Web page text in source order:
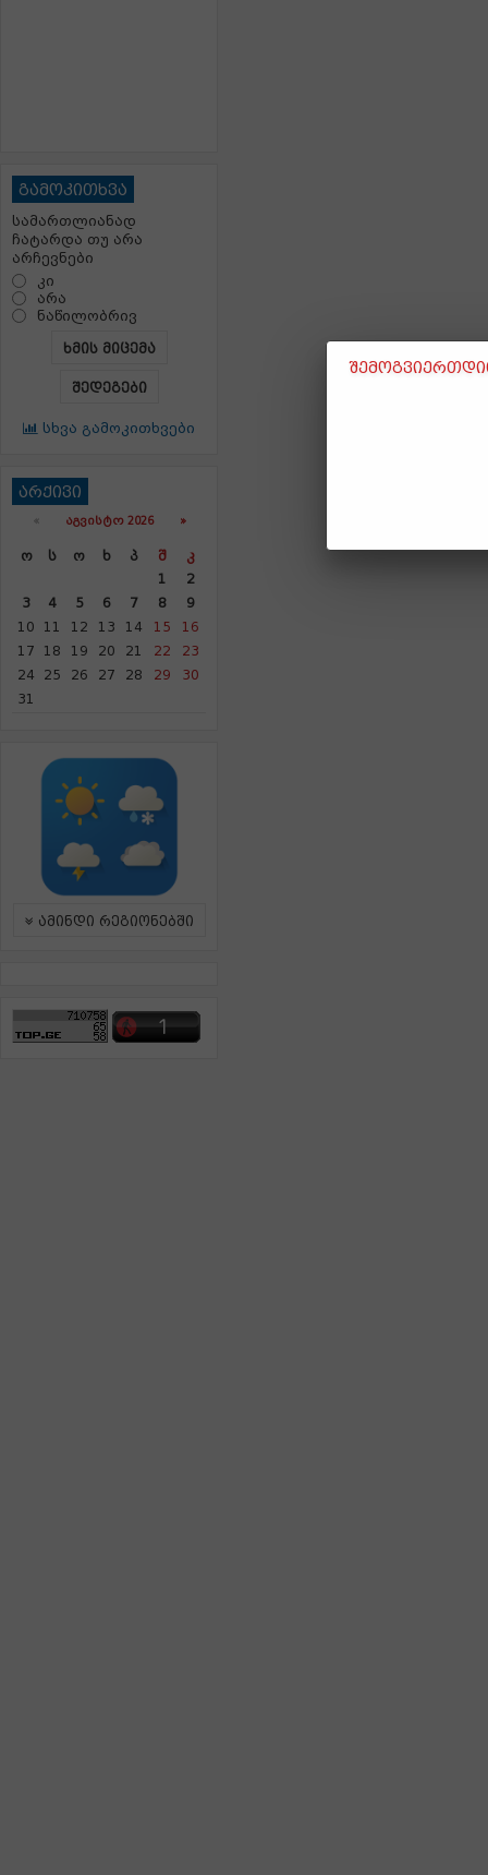
გამოკითხვა
სამართლიანად
ჩატარდა თუ არა
არჩევნები
კი
არა
ნაწილობრივ
ხმის მიცემა
შედეგები
სხვა გამოკითხვები
არქივი
« ᲐᲒᲕᲘᲡᲢᲝ 2026 »
Ო Ს Ო Ხ Პ Შ
Კ
1
2
3
4 5 6 7 8
9
10
11 12 13 14 15
16
17
18 19 20 21 22
23
24
25 26 27 28 29
30
31
ამინდი რეგიონებში